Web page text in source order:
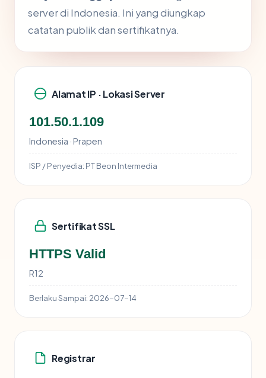
server di Indonesia. Ini yang diungkap
catatan publik dan sertifikatnya.
Alamat IP · Lokasi Server
101.50.1.109
Indonesia · Prapen
ISP / Penyedia: PT Beon Intermedia
Sertifikat SSL
HTTPS Valid
R12
Berlaku Sampai: 2026-07-14
Registrar